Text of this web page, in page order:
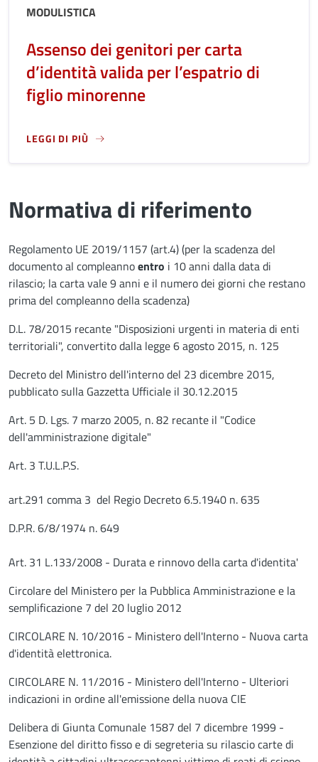
MODULISTICA
Assenso dei genitori per carta
d’identità valida per l’espatrio di
figlio minorenne
LEGGI DI PIÙ
LEGGI ANCORA RIGUARDO A: ASSENSO DEI GENITORI PER
Normativa di riferimento
Regolamento UE 2019/1157 (art.4) (per la scadenza del
documento al compleannoentro i 10 anni dalla data di
rilascio; la carta vale 9 anni e il numero dei giorni che restano
prima del compleanno della scadenza)
D.L. 78/2015 recante "Disposizioni urgenti in materia di enti
territoriali", convertito dalla legge 6 agosto 2015, n. 125
Decreto del Ministro dell'interno del 23 dicembre 2015,
pubblicato sulla Gazzetta Ufficiale il 30.12.2015
Art. 5 D. Lgs. 7 marzo 2005, n. 82 recante il "Codice
dell'amministrazione digitale"
Art. 3 T.U.L.P.S.
art.291 comma 3 del Regio Decreto 6.5.1940 n. 635
D.P.R. 6/8/1974 n. 649
Art. 31 L.133/2008 - Durata e rinnovo della carta d'identita'
Circolare del Ministero per la Pubblica Amministrazione e la
semplificazione 7 del 20 luglio 2012
CIRCOLARE N. 10/2016 - Ministero dell'Interno - Nuova carta
d'identità elettronica.
CIRCOLARE N. 11/2016 - Ministero dell'Interno - Ulteriori
indicazioni in ordine all'emissione della nuova CIE
Delibera di Giunta Comunale 1587 del 7 dicembre 1999 -
Esenzione del diritto fisso e di segreteria su rilascio carte di